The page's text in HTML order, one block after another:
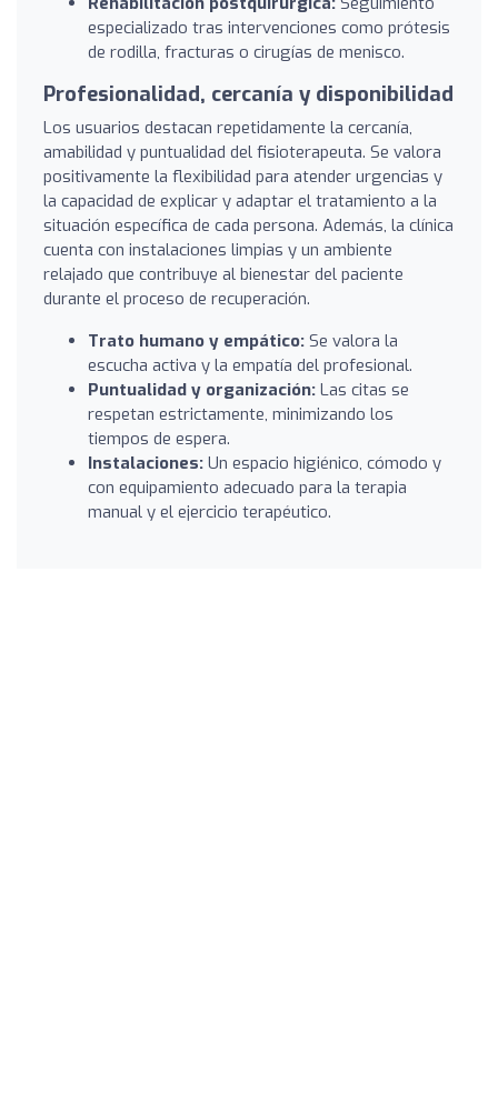
especializado tras intervenciones como prótesis
de rodilla, fracturas o cirugías de menisco.
Profesionalidad, cercanía y disponibilidad
Los usuarios destacan repetidamente la cercanía,
amabilidad y puntualidad del fisioterapeuta. Se valora
positivamente la flexibilidad para atender urgencias y
la capacidad de explicar y adaptar el tratamiento a la
situación específica de cada persona. Además, la clínica
cuenta con instalaciones limpias y un ambiente
relajado que contribuye al bienestar del paciente
durante el proceso de recuperación.
Trato humano y empático: Se valora la
escucha activa y la empatía del profesional.
Puntualidad y organización: Las citas se
respetan estrictamente, minimizando los
tiempos de espera.
Instalaciones: Un espacio higiénico, cómodo y
con equipamiento adecuado para la terapia
manual y el ejercicio terapéutico.